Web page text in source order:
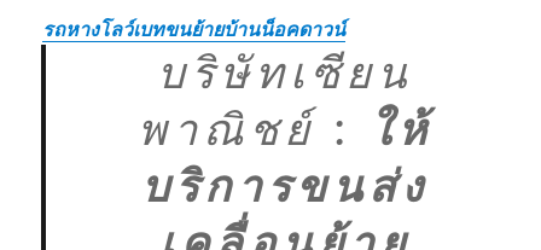
รถหางโลว์เบทขนย้ายบ้านน็อคดาวน์
บริษัทเซียน
พาณิชย์ :
ให้
บริการขนส่ง